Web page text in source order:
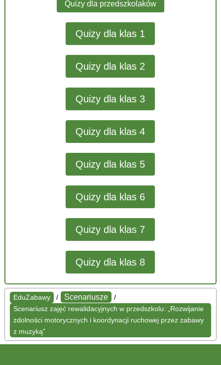
Quizy dla przedszkolaków
Quizy dla klas 1
Quizy dla klas 2
Quizy dla klas 3
Quizy dla klas 4
Quizy dla klas 5
Quizy dla klas 6
Quizy dla klas 7
Quizy dla klas 8
EduZabawy / Scenariusze
/
Scenariusz zajęć rewalidacyjnych w przedszkolu: „Rozwijanie
zdolności motorycznych i koordynacji ruchowej przez zabawy
z muzyką”